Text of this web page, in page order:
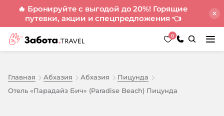
🔥 Бронируйте с выгодой до 20%! Горящие
путевки, акции и спецпредложения 👈
0
Главная Абхазия Абхазия
Пицунда
Отель «Парадайз Бич» (Paradise Beach) Пицунда